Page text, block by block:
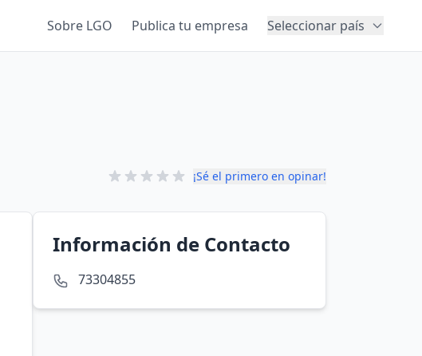
Sobre LGO Publica tu empresa Seleccionar país
¡Sé el primero en opinar!
Información de Contacto
73304855